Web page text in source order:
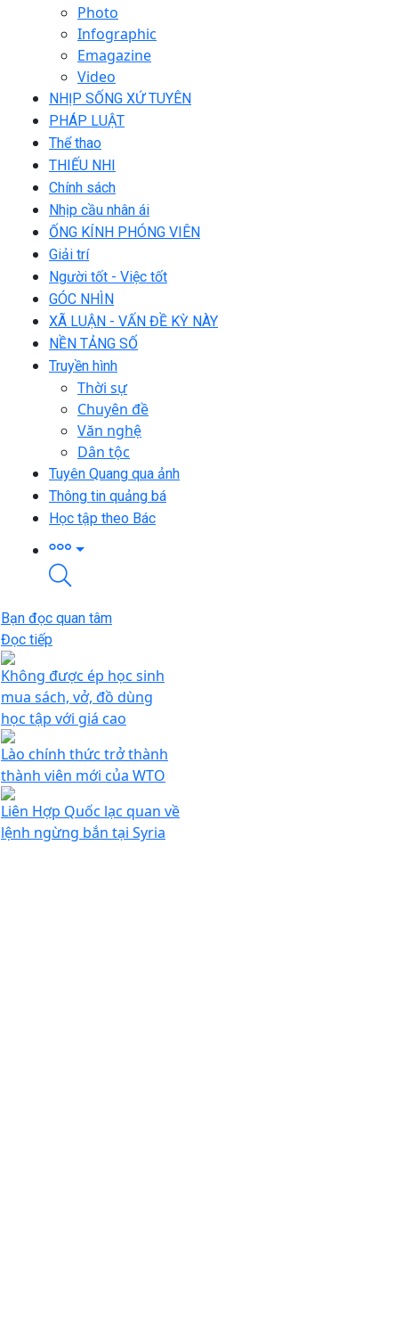
Photo
Infographic
Emagazine
Video
NHỊP SỐNG XỨ TUYÊN
PHÁP LUẬT
Thể thao
THIẾU NHI
Chính sách
Nhịp cầu nhân ái
ỐNG KÍNH PHÓNG VIÊN
Giải trí
Người tốt - Việc tốt
GÓC NHÌN
XÃ LUẬN - VẤN ĐỀ KỲ NÀY
NỀN TẢNG SỐ
Truyền hình
Thời sự
Chuyên đề
Văn nghệ
Dân tộc
Tuyên Quang qua ảnh
Thông tin quảng bá
Học tập theo Bác
Bạn đọc quan tâm
Đọc tiếp
Không được ép học sinh
mua sách, vở, đồ dùng
học tập với giá cao
Lào chính thức trở thành
thành viên mới của WTO
Liên Hợp Quốc lạc quan về
lệnh ngừng bắn tại Syria